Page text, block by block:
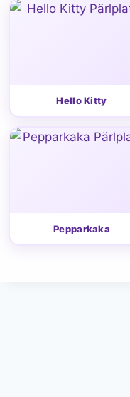
Hello Kitty
Pepparkaka